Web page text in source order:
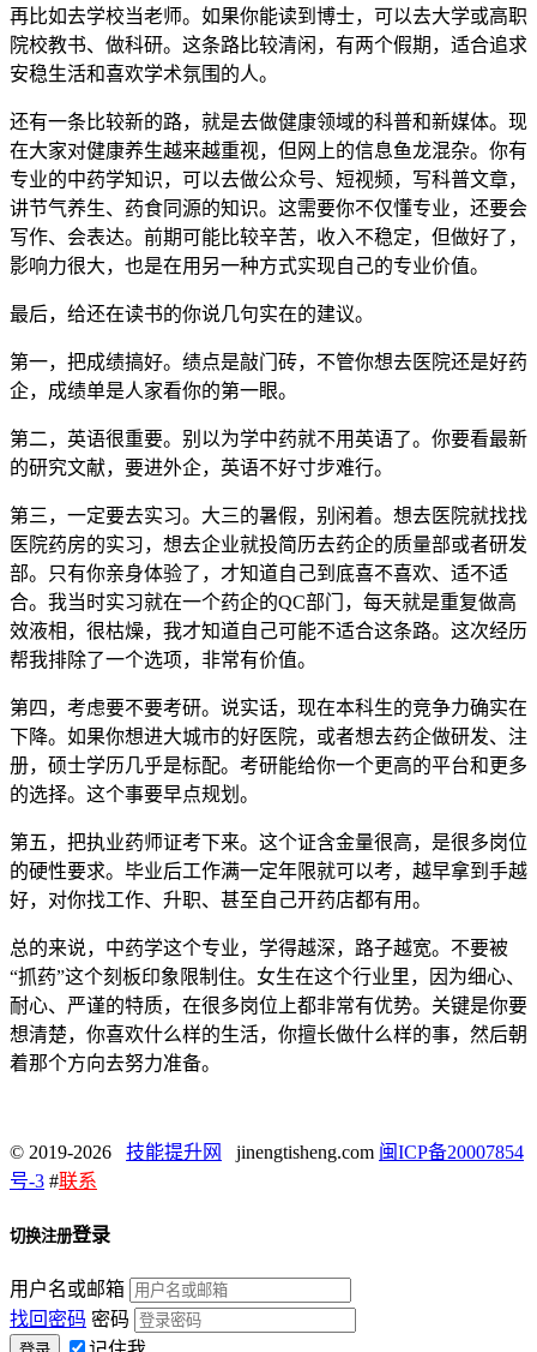
再比如去学校当老师。如果你能读到博士，可以去大学或高职
院校教书、做科研。这条路比较清闲，有两个假期，适合追求
安稳生活和喜欢学术氛围的人。
还有一条比较新的路，就是去做健康领域的科普和新媒体。现
在大家对健康养生越来越重视，但网上的信息鱼龙混杂。你有
专业的中药学知识，可以去做公众号、短视频，写科普文章，
讲节气养生、药食同源的知识。这需要你不仅懂专业，还要会
写作、会表达。前期可能比较辛苦，收入不稳定，但做好了，
影响力很大，也是在用另一种方式实现自己的专业价值。
最后，给还在读书的你说几句实在的建议。
第一，把成绩搞好。绩点是敲门砖，不管你想去医院还是好药
企，成绩单是人家看你的第一眼。
第二，英语很重要。别以为学中药就不用英语了。你要看最新
的研究文献，要进外企，英语不好寸步难行。
第三，一定要去实习。大三的暑假，别闲着。想去医院就找找
医院药房的实习，想去企业就投简历去药企的质量部或者研发
部。只有你亲身体验了，才知道自己到底喜不喜欢、适不适
合。我当时实习就在一个药企的QC部门，每天就是重复做高
效液相，很枯燥，我才知道自己可能不适合这条路。这次经历
帮我排除了一个选项，非常有价值。
第四，考虑要不要考研。说实话，现在本科生的竞争力确实在
下降。如果你想进大城市的好医院，或者想去药企做研发、注
册，硕士学历几乎是标配。考研能给你一个更高的平台和更多
的选择。这个事要早点规划。
第五，把执业药师证考下来。这个证含金量很高，是很多岗位
的硬性要求。毕业后工作满一定年限就可以考，越早拿到手越
好，对你找工作、升职、甚至自己开药店都有用。
总的来说，中药学这个专业，学得越深，路子越宽。不要被
“抓药”这个刻板印象限制住。女生在这个行业里，因为细心、
耐心、严谨的特质，在很多岗位上都非常有优势。关键是你要
想清楚，你喜欢什么样的生活，你擅长做什么样的事，然后朝
着那个方向去努力准备。
© 2019-2026 技能提升网 jinengtisheng.com 闽ICP备20007854
号-3 #联系
切换注册登录
用户名或邮箱
找回密码 密码